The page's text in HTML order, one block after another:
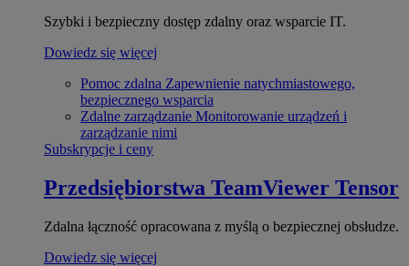
Szybki i bezpieczny dostęp zdalny oraz wsparcie IT.
Dowiedz się więcej
Pomoc zdalna Zapewnienie natychmiastowego,
bezpiecznego wsparcia
Zdalne zarządzanie Monitorowanie urządzeń i
zarządzanie nimi
Subskrypcje i ceny
Przedsiębiorstwa TeamViewer Tensor
Zdalna łączność opracowana z myślą o bezpiecznej obsłudze.
Dowiedz się więcej